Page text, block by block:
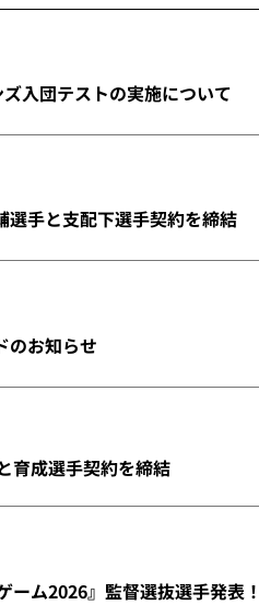
入団テストの実施について
選手と支配下選手契約を締結
のお知らせ
育成選手契約を締結
ーム2026』監督選抜選手発表！